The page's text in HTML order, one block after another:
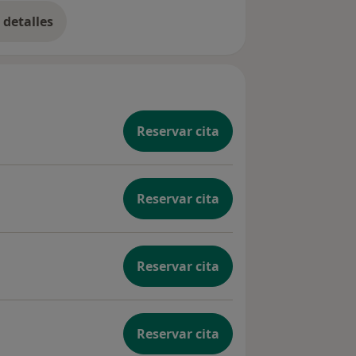
la experiencia
Reservar cita
Reservar cita
Reservar cita
Reservar cita